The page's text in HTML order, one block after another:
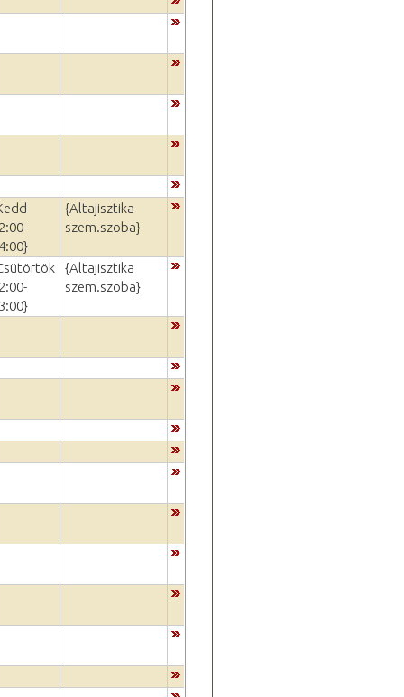
{Altajisztika
szem.szoba}
{Altajisztika
szem.szoba}